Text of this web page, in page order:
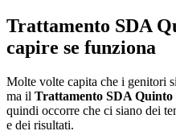
Trattamento SDA
capire se funziona
Molte volte capita che i genitori
ma il Trattamento SDA
quindi occorre che ci siano dei
e dei risultati.